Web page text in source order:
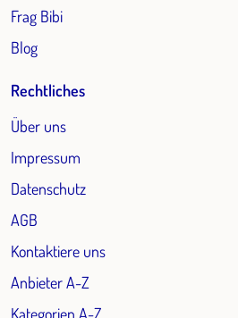
Frag Bibi
Blog
Rechtliches
Über uns
Impressum
Datenschutz
AGB
Kontaktiere uns
Anbieter A-Z
Kategorien A-Z